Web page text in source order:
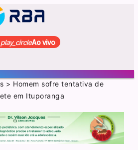
play_circleAo vivo
> Homem sofre tentativa de
em Ituporanga